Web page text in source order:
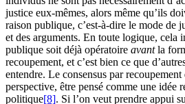
justice eux-mêmes, alors même qu’ils
raison publique, c’est-à-dire le mode de
et des arguments. En toute logique, cela
publique soit déjà opératoire avantla
recoupement, et c’est bien ce que
entendre. Le consensus par
perspective, être pensé comme une idée
politique[8]. Si l’on veut prendre appui